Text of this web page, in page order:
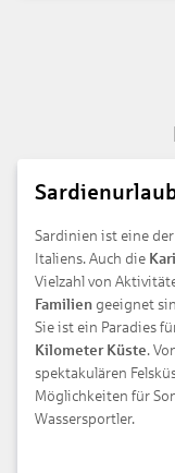
Sardinien ist eine der
Italiens. Auch die
Vielzahl von
Familien geeignet
Sie ist ein Paradies
Kilometer Küste.
spektakulären
Möglichkeiten für
Wassersportler.